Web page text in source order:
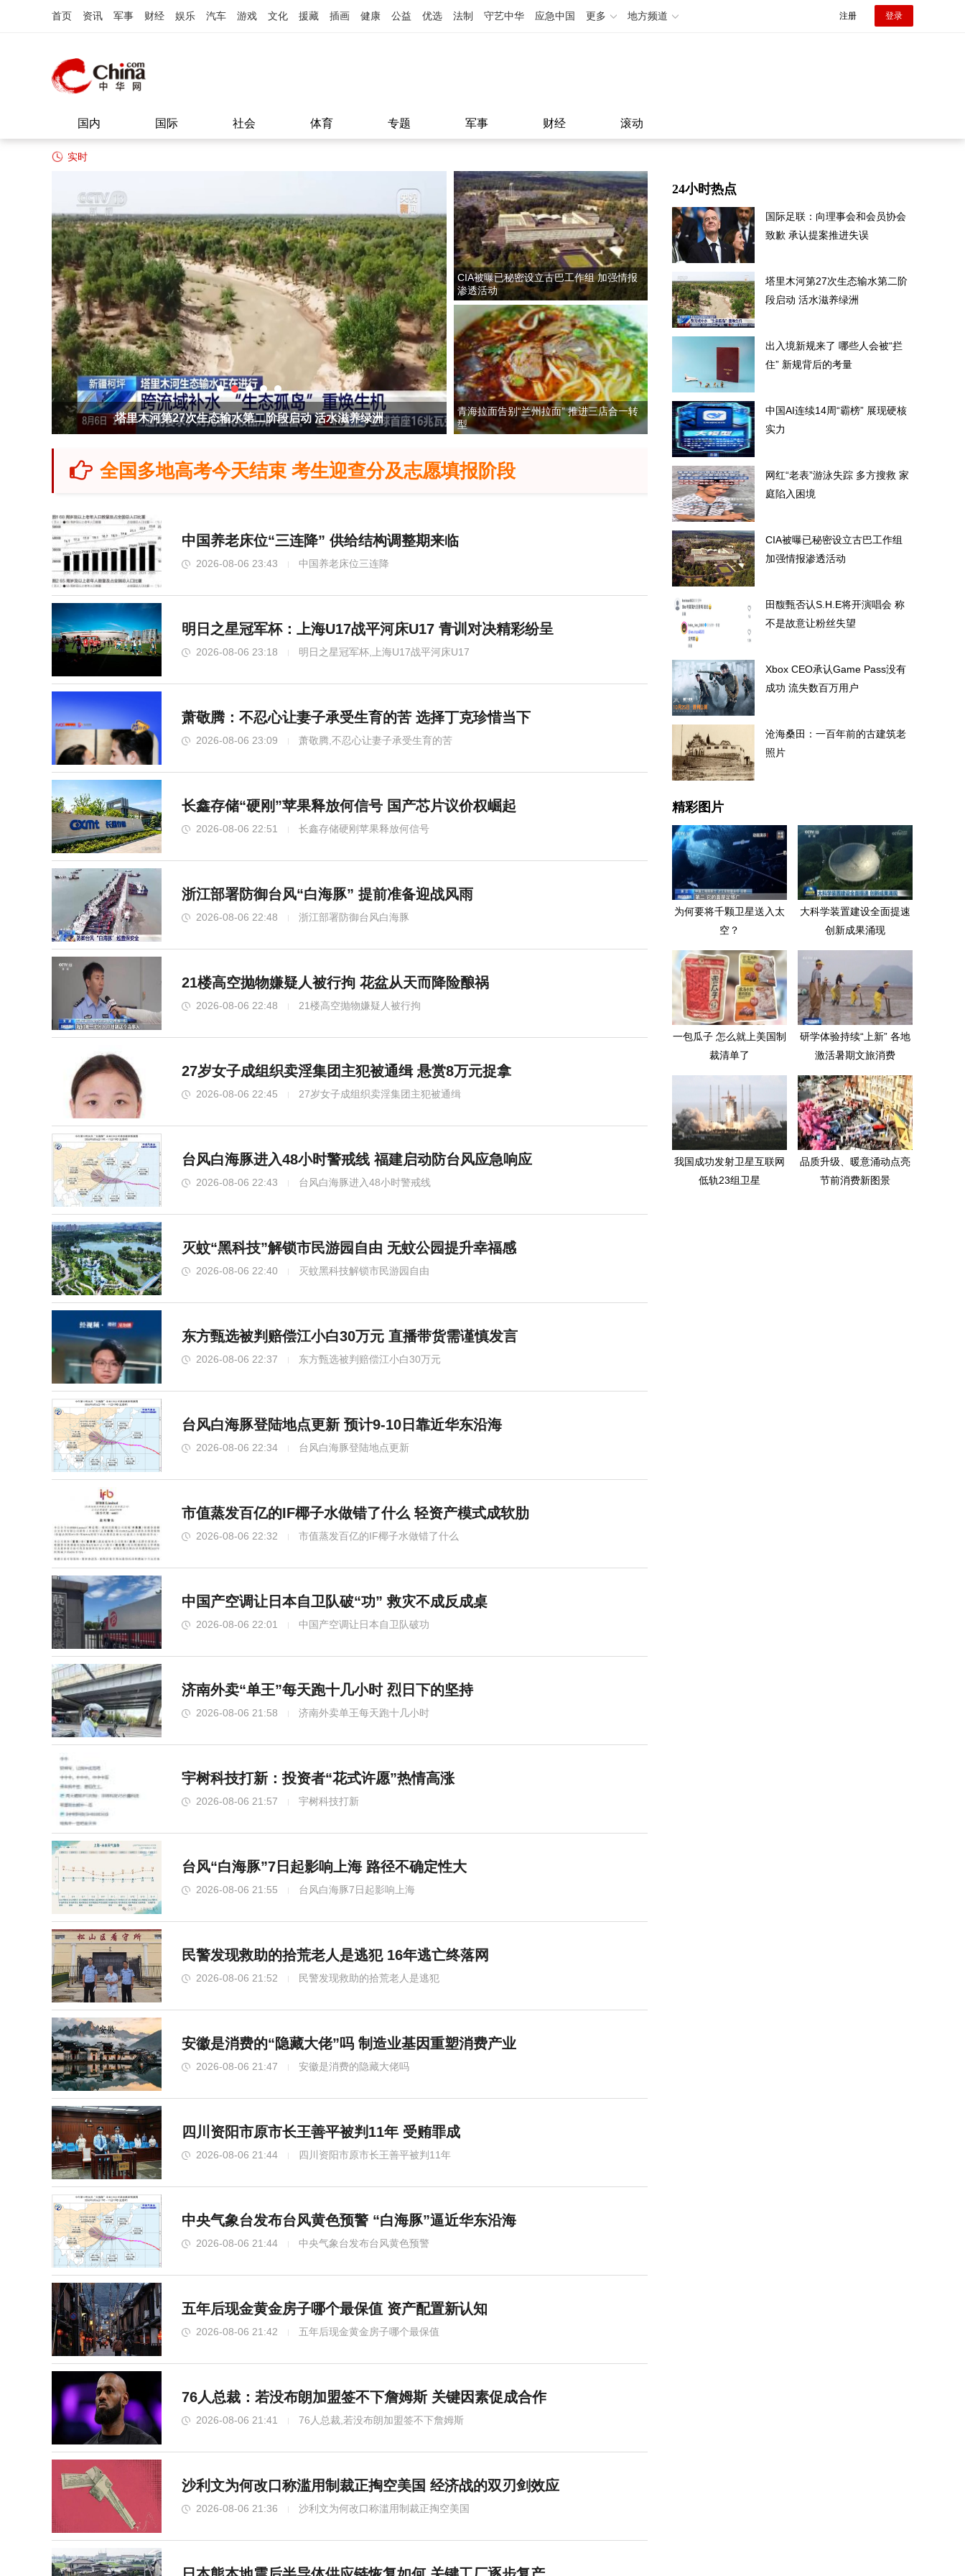
首页 资讯 军事 财经 娱乐 汽车 游戏 文化 援藏 插画 健康 公益 优选 法制 守艺中华 应急中国 更多 地方频道 注册 登录
国内 国际 社会 体育 专题 军事 财经 滚动
实时
塔里木河第27次生态输水第二阶段启动 活水滋养绿洲 出入境新规来了 哪些人会被“拦住” 新规背后的考量
CIA被曝已秘密设立古巴工作组 加强情报
渗透活动
青海拉面告别“兰州拉面” 推进三店合一转
型
全国多地高考今天结束 考生迎查分及志愿填报阶段
中国养老床位“三连降” 供给结构调整期来临
2026-08-06 23:43 中国养老床位三连降
明日之星冠军杯：上海U17战平河床U17 青训对决精彩纷呈
2026-08-06 23:18 明日之星冠军杯,上海U17战平河床U17
萧敬腾：不忍心让妻子承受生育的苦 选择丁克珍惜当下
2026-08-06 23:09 萧敬腾,不忍心让妻子承受生育的苦
长鑫存储“硬刚”苹果释放何信号 国产芯片议价权崛起
2026-08-06 22:51 长鑫存储硬刚苹果释放何信号
浙江部署防御台风“白海豚” 提前准备迎战风雨
2026-08-06 22:48 浙江部署防御台风白海豚
21楼高空抛物嫌疑人被行拘 花盆从天而降险酿祸
2026-08-06 22:48 21楼高空抛物嫌疑人被行拘
27岁女子成组织卖淫集团主犯被通缉 悬赏8万元捉拿
2026-08-06 22:45 27岁女子成组织卖淫集团主犯被通缉
台风白海豚进入48小时警戒线 福建启动防台风应急响应
2026-08-06 22:43 台风白海豚进入48小时警戒线
灭蚊“黑科技”解锁市民游园自由 无蚊公园提升幸福感
2026-08-06 22:40 灭蚊黑科技解锁市民游园自由
东方甄选被判赔偿江小白30万元 直播带货需谨慎发言
2026-08-06 22:37 东方甄选被判赔偿江小白30万元
台风白海豚登陆地点更新 预计9-10日靠近华东沿海
2026-08-06 22:34 台风白海豚登陆地点更新
市值蒸发百亿的IF椰子水做错了什么 轻资产模式成软肋
2026-08-06 22:32 市值蒸发百亿的IF椰子水做错了什么
中国产空调让日本自卫队破“功” 救灾不成反成桌
2026-08-06 22:01 中国产空调让日本自卫队破功
济南外卖“单王”每天跑十几小时 烈日下的坚持
2026-08-06 21:58 济南外卖单王每天跑十几小时
宇树科技打新：投资者“花式许愿”热情高涨
2026-08-06 21:57 宇树科技打新
台风“白海豚”7日起影响上海 路径不确定性大
2026-08-06 21:55 台风白海豚7日起影响上海
民警发现救助的拾荒老人是逃犯 16年逃亡终落网
2026-08-06 21:52 民警发现救助的拾荒老人是逃犯
安徽是消费的“隐藏大佬”吗 制造业基因重塑消费产业
2026-08-06 21:47 安徽是消费的隐藏大佬吗
四川资阳市原市长王善平被判11年 受贿罪成
2026-08-06 21:44 四川资阳市原市长王善平被判11年
中央气象台发布台风黄色预警 “白海豚”逼近华东沿海
2026-08-06 21:44 中央气象台发布台风黄色预警
五年后现金黄金房子哪个最保值 资产配置新认知
2026-08-06 21:42 五年后现金黄金房子哪个最保值
76人总裁：若没布朗加盟签不下詹姆斯 关键因素促成合作
2026-08-06 21:41 76人总裁,若没布朗加盟签不下詹姆斯
沙利文为何改口称滥用制裁正掏空美国 经济战的双刃剑效应
2026-08-06 21:36 沙利文为何改口称滥用制裁正掏空美国
24小时热点
国际足联：向理事会和会员协会
致歉 承认提案推进失误
塔里木河第27次生态输水第二阶
段启动 活水滋养绿洲
出入境新规来了 哪些人会被“拦
住” 新规背后的考量
中国AI连续14周“霸榜” 展现硬核
实力
网红“老表”游泳失踪 多方搜救 家
庭陷入困境
CIA被曝已秘密设立古巴工作组
加强情报渗透活动
田馥甄否认S.H.E将开演唱会 称
不是故意让粉丝失望
Xbox CEO承认Game Pass没有
成功 流失数百万用户
沧海桑田：一百年前的古建筑老
照片
精彩图片
为何要将千颗卫星送入太
空？
大科学装置建设全面提速
创新成果涌现
一包瓜子 怎么就上美国制
裁清单了
研学体验持续“上新” 各地
激活暑期文旅消费
我国成功发射卫星互联网
低轨23组卫星
品质升级、暖意涌动点亮
节前消费新图景